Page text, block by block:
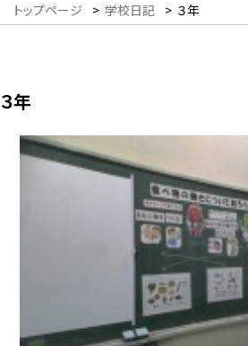
トップページ > 学校日記 > ３年
３年